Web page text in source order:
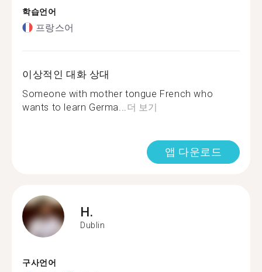
학습언어
프랑스어
이상적인 대화 상대
Someone with mother tongue French who
wants to learn Germa... 더 보기
앱 다운로드
H.
Dublin
구사언어